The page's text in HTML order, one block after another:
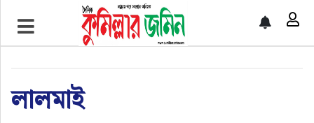
প্রচ্ছদ
লালমাই